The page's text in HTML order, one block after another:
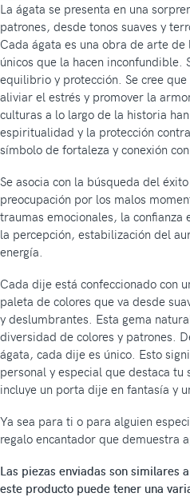
La ágata se presenta en una
patrones, desde tonos suaves y
Cada ágata es una obra de arte
únicos que la hacen inconfundible.
equilibrio y protección. Se cree
aliviar el estrés y promover la
culturas a lo largo de la historia
espiritualidad y la protección
símbolo de fortaleza y conexión
Se asocia con la búsqueda del
preocupación por los malos
traumas emocionales, la confianza
la percepción, estabilización del
energía.
Cada dije está confeccionado con
paleta de colores que va desde
y deslumbrantes. Esta gema
diversidad de colores y patrones.
ágata, cada dije es único. Esto
personal y especial que destaca
incluye un porta dije en fantasía y
Ya sea para ti o para alguien
regalo encantador que demuestra
Las piezas enviadas son similares
este producto puede tener una